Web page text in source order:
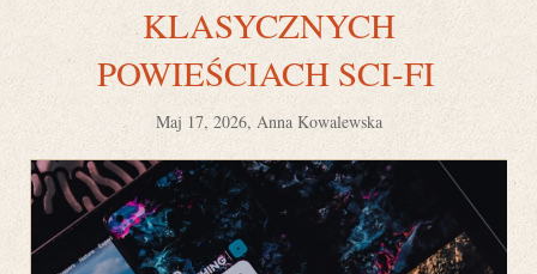
KLASYCZNYCH
POWIEŚCIACH SCI-FI
Maj 17, 2026, Anna Kowalewska